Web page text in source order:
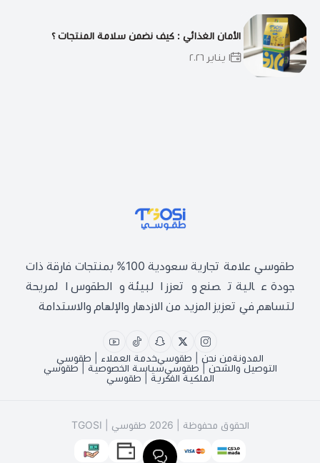
الأمان الغذائي : كيف نضمن سلامة المنتجات ؟
١ يناير ٢٠٢٦
طقوسي | TGOSIطقوسي علامة تجارية سعودية 100% بمنتجات فارقة ذات
جودة عالية تصنع وتعزز البيئة والطقوس المريحة
لتساهم في تعزيز المزيد من الازدهار والإلهام والاستدامة
المدونةمن نحن | طقوسيخدمة العملاء | طقوسي
التوصيل والشحن | طقوسيسياسة الخصوصية | طقوسي
الملكية الفكرية | طقوسي
الحقوق محفوظة | 2026 طقوسي | TGOSI